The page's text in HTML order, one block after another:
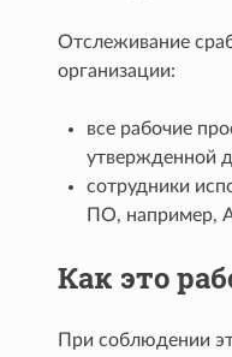
Отслеживание
организации:
все рабочие
утвержденной
сотрудники
ПО, например,
Как это
При соблюдении